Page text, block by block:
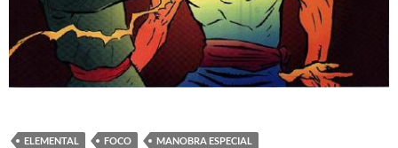
ELEMENTAL FOCO MANOBRA ESPECIAL